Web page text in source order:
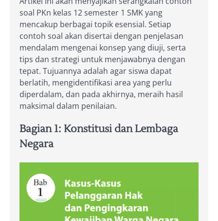
soal PKn kelas 12 semester 1 SMK yang
mencakup berbagai topik esensial. Setiap
contoh soal akan disertai dengan penjelasan
mendalam mengenai konsep yang diuji, serta
tips dan strategi untuk menjawabnya dengan
tepat. Tujuannya adalah agar siswa dapat
berlatih, mengidentifikasi area yang perlu
diperdalam, dan pada akhirnya, meraih hasil
maksimal dalam penilaian.
Bagian 1: Konstitusi dan Lembaga
Negara